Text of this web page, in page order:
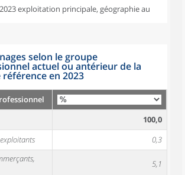
exploitation principale, géographie au
selon le groupe
actuel ou antérieur de la
en 2023
100,0
0,3
5,1